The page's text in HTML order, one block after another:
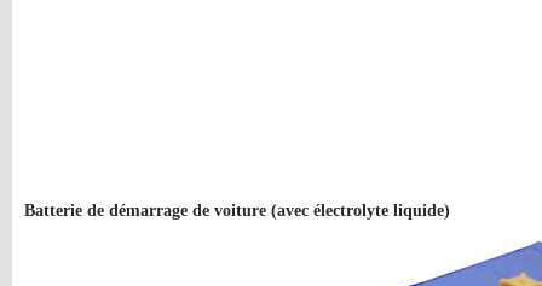
Batterie de démarrage de voiture (avec électrolyte liquide)